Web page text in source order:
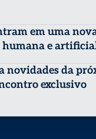
em uma
e
novidades da
exclusivo